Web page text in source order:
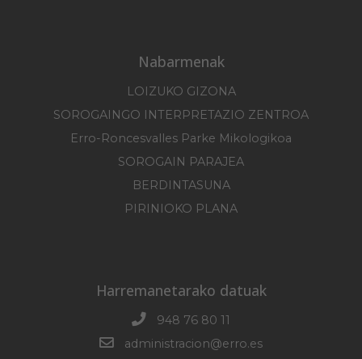
Nabarmenak
LOIZUKO GIZONA
SOROGAINGO INTERPRETAZIO ZENTROA
Erro-Roncesvalles Parke Mikologikoa
SOROGAIN PARAJEA
BERDINTASUNA
PIRINIOKO PLANA
Harremanetarako datuak
948 76 80 11
administracion@erro.es